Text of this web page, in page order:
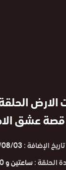
قصة عشق
تاريخ الإضافة :03
الحلقة :ساعتين و 20 دقيقة